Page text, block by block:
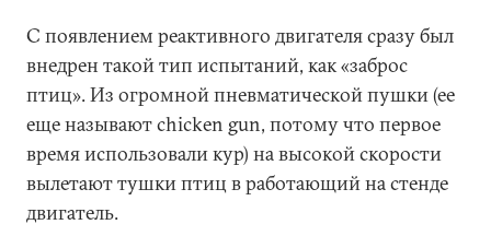
С появлением реактивного двигателя сразу был
внедрен такой тип испытаний, как «заброс
птиц». Из огромной пневматической пушки (ее
еще называют chicken gun, потому что первое
время использовали кур) на высокой скорости
вылетают тушки птиц в работающий на стенде
двигатель.